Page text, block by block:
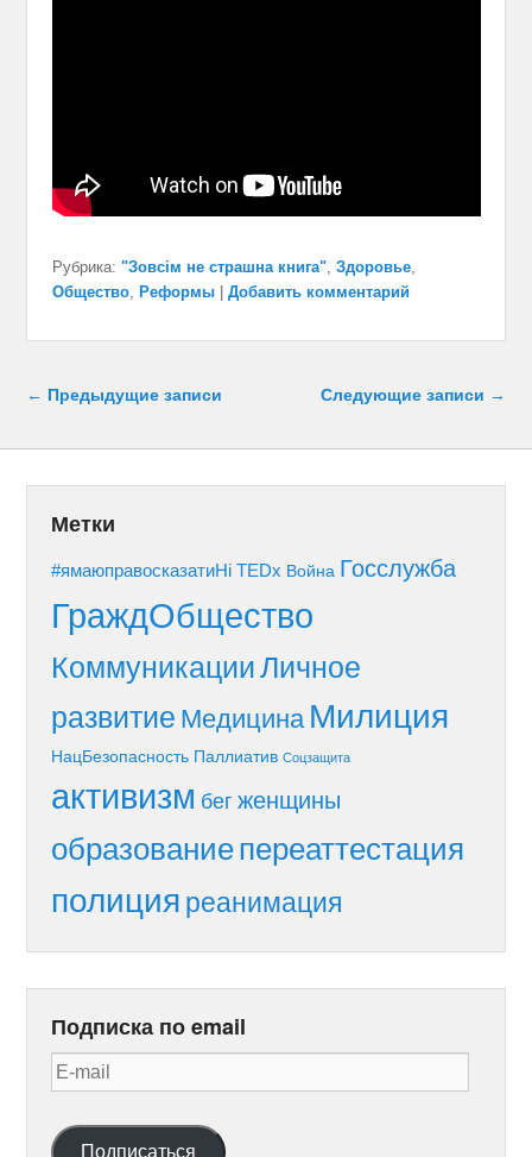
Рубрика: "Зовсім не страшна книга", Здоровье,
Общество, Реформы Добавить комментарий
Навигация по записям
← Предыдущие записи Следующие записи →
Метки
#ямаюправосказатиНі TEDx Война Госслужба
ГраждОбщество
КоммуникацииЛичное
развитие Медицина Милиция
НацБезопасность Паллиатив Соцзащита
активизм бег женщины
образованиепереаттестация
полиция реанимация
Подписка по email
E-
mail
Подписаться